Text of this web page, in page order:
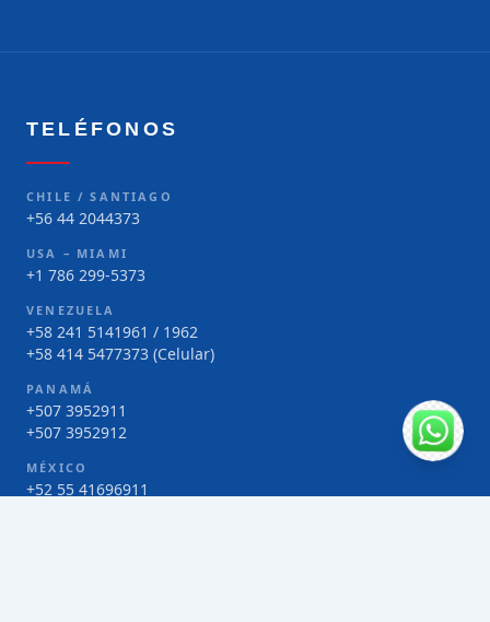
TELÉFONOS
CHILE / SANTIAGO
+56 44 2044373
USA – MIAMI
+1 786 299-5373
VENEZUELA
+58 241 5141961 / 1962
+58 414 5477373 (Celular)
PANAMÁ
+507 3952911
+507 3952912
MÉXICO
+52 55 41696911